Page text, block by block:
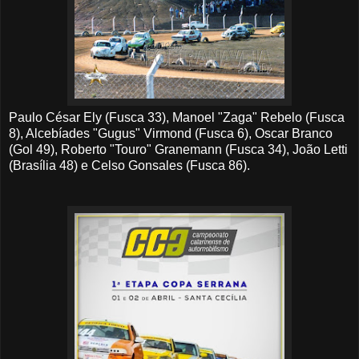
Paulo César Ely (Fusca 33), Manoel "Zaga" Rebelo (Fusca
8), Alcebíades "Gugus" Virmond (Fusca 6), Oscar Branco
(Gol 49), Roberto "Touro" Granemann (Fusca 34), João Letti
(Brasília 48) e Celso Gonsales (Fusca 86).